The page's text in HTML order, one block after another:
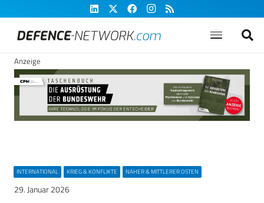
Anzeige
INTERNATIONAL KRIEG & KONFLIKTE NAHER & MITTLERER OSTEN
29. Januar 2026